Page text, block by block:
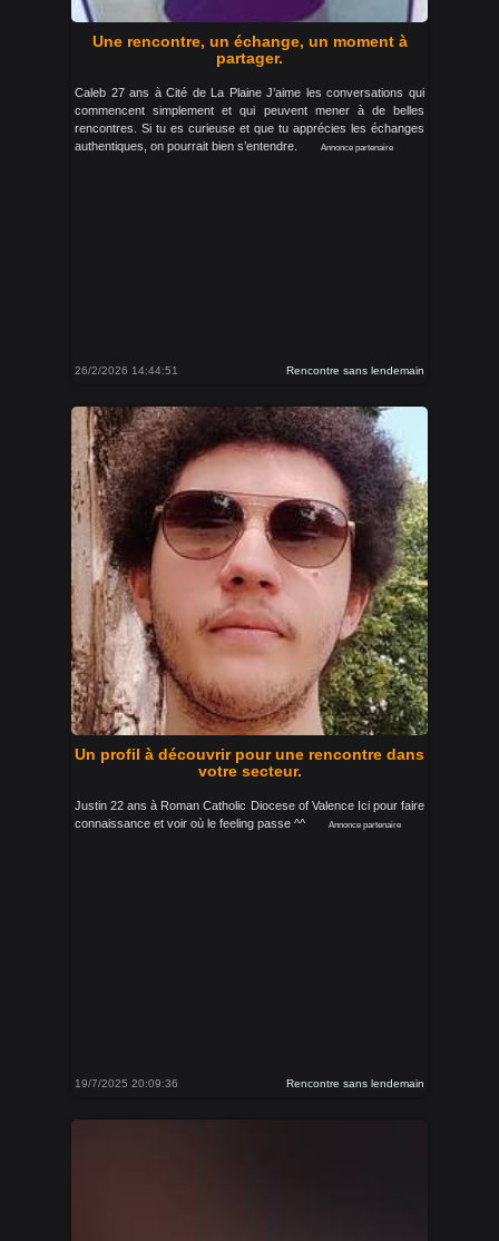
Une rencontre, un échange, un moment à
partager.
Caleb 27 ans à Cité de La Plaine J’aime les conversations qui
commencent simplement et qui peuvent mener à de belles
rencontres. Si tu es curieuse et que tu apprécies les échanges
authentiques, on pourrait bien s’entendre.
Annonce partenaire
26/2/2026 14:44:51 Rencontre sans lendemain
Un profil à découvrir pour une rencontre dans
votre secteur.
Justin 22 ans à Roman Catholic Diocese of Valence Ici pour faire
connaissance et voir où le feeling passe ^^
Annonce partenaire
19/7/2025 20:09:36 Rencontre sans lendemain